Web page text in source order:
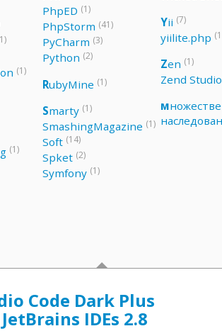
(1)
(1)
PhpED (1)
PhpStorm (41)
PyCharm (3)
Python (2)
RubyMine (1)
Smarty (1)
SmashingMagazine (1)
Soft (14)
Spket (2)
Symfony (1)
Yii (7)
yiilite.php
Zen (1)
Zend Studio
м
Code Dark Plus
IDEs 2.8